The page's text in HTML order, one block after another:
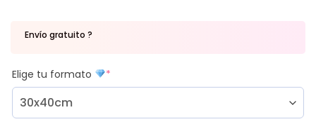
Envío gratuito ?
Elige tu formato *